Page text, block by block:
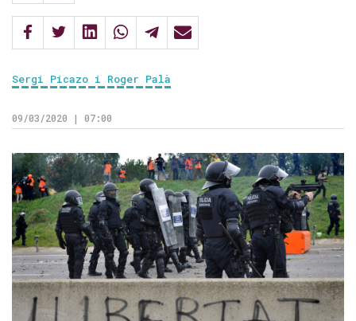
Sergi Picazo i Roger Palà
09/03/2020 | 07:00